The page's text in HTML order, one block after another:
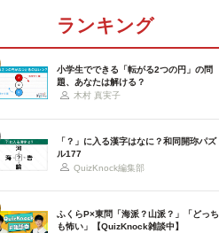
ランキング
小学生でできる「転がる2つの円」の問
題、あなたは解ける？
木村 真実子
「？」に入る漢字はなに？和同開珎パズ
ル177
QuizKnock編集部
ふくらP×東問「海派？山派？」「どっち
も怖い」【QuizKnock雑談中】